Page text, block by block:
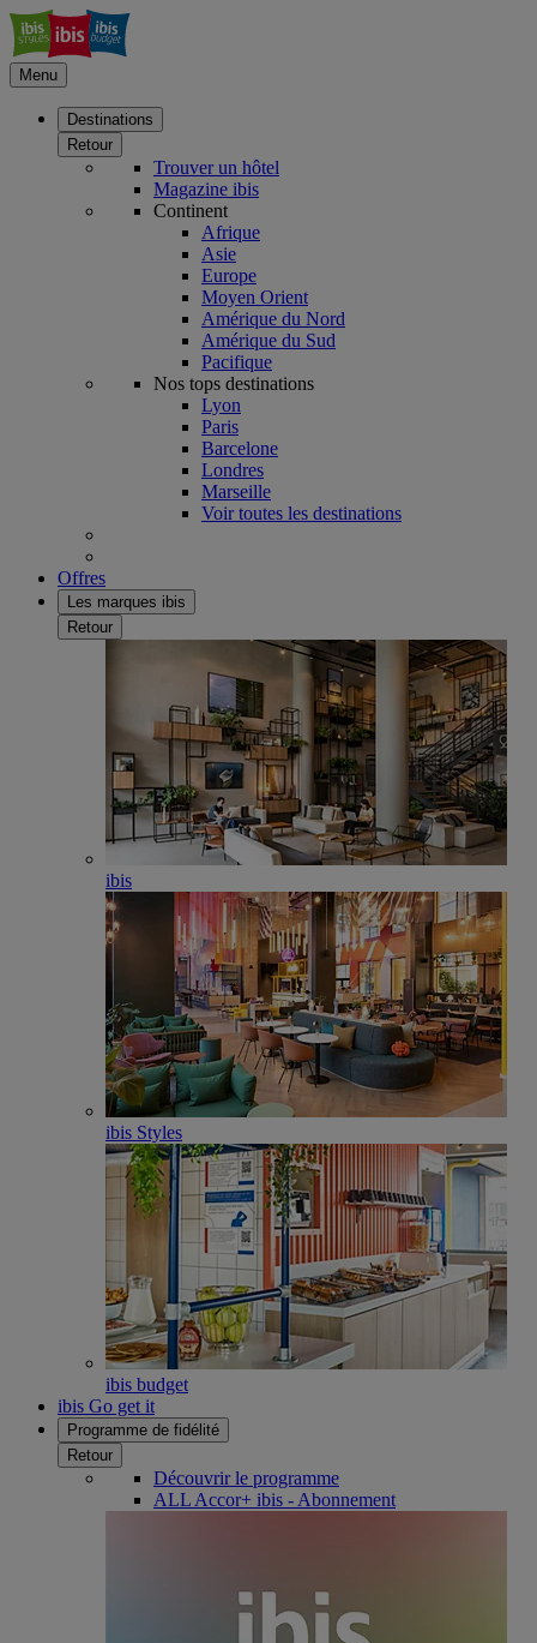
Menu
Destinations
Retour
Trouver un hôtel
Magazine ibis
Continent
Afrique
Asie
Europe
Moyen Orient
Amérique du Nord
Amérique du Sud
Pacifique
Nos tops destinations
Lyon
Paris
Barcelone
Londres
Marseille
Voir toutes les destinations
Offres
Les marques ibis
Retour
ibis
ibis Styles
ibis budget
ibis Go get it
Programme de fidélité
Retour
Découvrir le programme
ALL Accor+ ibis - Abonnement